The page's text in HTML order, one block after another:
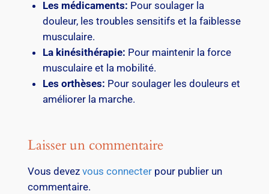
Les médicaments: Pour soulager la
douleur, les troubles sensitifs et la faiblesse
musculaire.
La kinésithérapie: Pour maintenir la force
musculaire et la mobilité.
Les orthèses: Pour soulager les douleurs et
améliorer la marche.
Laisser un commentaire
Vous devez vous connecterpour publier un
commentaire.